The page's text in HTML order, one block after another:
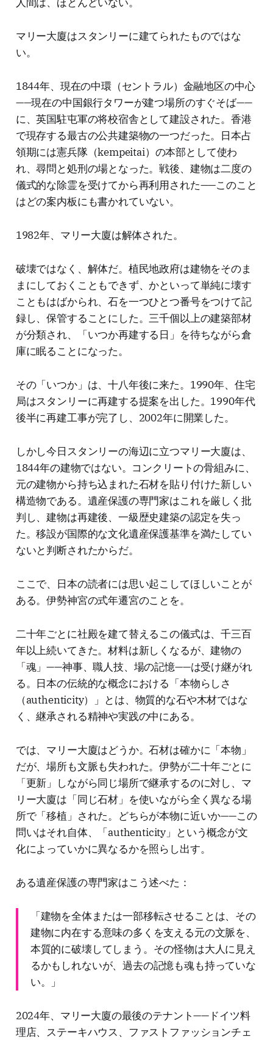
マリー大廈はスタンリーに建てられたものではな
い。
1844年、現在の中環（セントラル）金融地区の中心
——現在の中国銀行タワーが建つ場所のすぐそば——
に、英国駐屯軍の将校宿舎として建設された。香港
で現存する最古の公共建築物の一つだった。日本占
領期には憲兵隊（kempeitai）の本部として使わ
れ、尋問と処刑の場となった。戦後、建物は二度の
儀式的な除霊を受けてから再利用された——このこと
はどの案内板にも書かれていない。
1982年、マリー大廈は解体された。
破壊ではなく、解体だ。植民地政府は建物をそのま
まにしておくこともできず、かといって単純に壊す
こともはばかられ、石を一つひとつ番号をつけて記
録し、保管することにした。三千個以上の建築部材
が分類され、「いつか再建する日」を待ちながら倉
庫に眠ることになった。
その「いつか」は、十八年後に来た。1990年、住宅
局はスタンリーに再建する提案を出した。1990年代
後半に再建工事が完了し、2002年に開業した。
しかし今日スタンリーの海辺に立つマリー大廈は、
1844年の建物ではない。コンクリートの骨組みに、
元の建物から持ち込まれた石材を貼り付けた新しい
構造物である。遺産保護の専門家はこれを厳しく批
判し、建物は再建後、一級歴史建築の認定を失っ
た。移設が国際的な文化遺産保護基準を満たしてい
ないと判断されたからだ。
ここで、日本の読者には思い起こしてほしいことが
ある。伊勢神宮の式年遷宮のことを。
二十年ごとに社殿を建て替えるこの儀式は、千三百
年以上続いてきた。材料は新しくなるが、建物の
「魂」——神事、職人技、場の記憶——は受け継がれ
る。日本の伝統的な概念における「本物らしさ
（authenticity）」とは、物質的な石や木材ではな
く、継承される精神や実践の中にある。
では、マリー大廈はどうか。石材は確かに「本物」
だが、場所も文脈も失われた。伊勢が二十年ごとに
「更新」しながら同じ場所で継承するのに対し、マ
リー大廈は「同じ石材」を使いながら全く異なる場
所で「移植」された。どちらが本物に近いか——この
問いはそれ自体、「authenticity」という概念が文
化によっていかに異なるかを照らし出す。
ある遺産保護の専門家はこう述べた：
「建物を全体または一部移転させることは、その
建物に内在する意味の多くを支える元の文脈を、
本質的に破壊してしまう。その怪物は大人に見え
るかもしれないが、過去の記憶も魂も持っていな
い。」
2024年、マリー大廈の最後のテナント——ドイツ料
理店、ステーキハウス、ファストファッションチェ